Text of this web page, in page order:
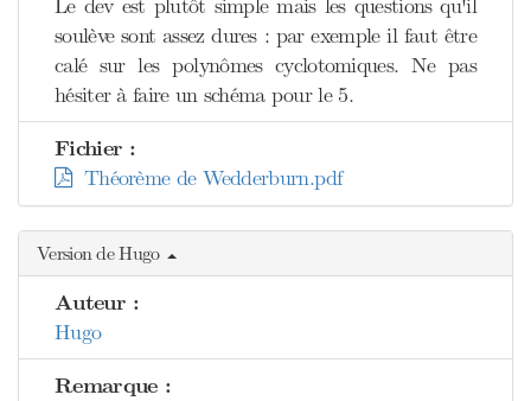
Le dev est plutôt simple mais les questions qu'il
soulève sont assez dures : par exemple il faut être
calé sur les polynômes cyclotomiques. Ne pas
hésiter à faire un schéma pour le 5.
Fichier :
Théorème de Wedderburn.pdf
Version de Hugo
Auteur :
Hugo
Remarque :